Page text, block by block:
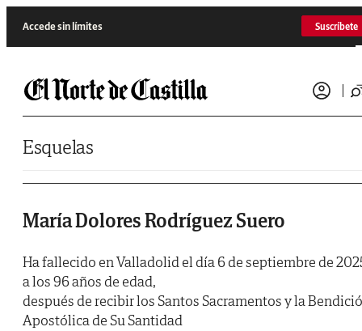
Accede sin límites Suscríbete
Esquelas
María Dolores Rodríguez Suero
Ha fallecido en Valladolid el día 6 de septiembre de
a los 96 años de edad,
después de recibir los Santos Sacramentos y la
Apostólica de Su Santidad